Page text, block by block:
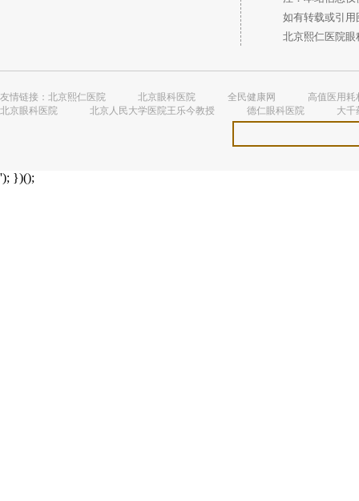
如有转载或引用
北京熙仁医院眼
友情链接： 北京熙仁医院 北京眼科医院 全民健康网
高值医用耗
北京眼科医院
北京人民大学医院王乐今教授 德仁眼科医院 大千
'); })();